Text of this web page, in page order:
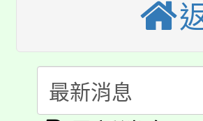
半價優惠，
者。
份教師增能
大溪自造教
份教師研習
淨零綠生活
會
115年食農教